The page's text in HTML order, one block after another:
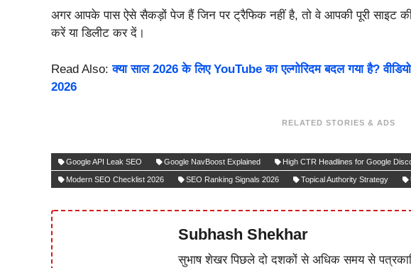
अगर आपके पास ऐसे सैकड़ों पेज हैं जिन पर ट्रैफिक नहीं है, तो वे आपकी पूरी साइट की
करें या डिलीट कर दें।
Read Also:क्या साल 2026 के लिए YouTube का एल्गोरिदम बदल गया है?
2026
RELATED STORIES & ADS
Google API Leak SEO Google NavBoost Explained High CTR Headlines for Google
Modern SEO Checklist 2026 SEO Ranking Signals 2026 Topical Authority Strategy
Subhash Shekhar
सुभाष शेखर पिछले दो दशकों से अधिक समय से